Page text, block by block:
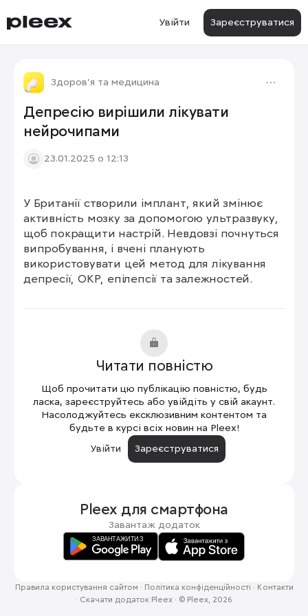
Увійти Зареєструватися
Здоров'я та медицина
Депресію вирішили лікувати
нейрочипами
23.01.2025 о 12:13
У Британії створили імплант, який змінює
активність мозку за допомогою ультразвуку,
щоб покращити настрій. Невдовзі почнуться
випробування, і вчені планують
використовувати цей метод для лікування
депресії, ОКР, епілепсії та залежностей.
Читати повністю
Щоб прочитати цю публікацію повністю, будь
ласка, зареєструйтесь або увійдіть у свій акаунт.
Насолоджуйтесь ексклюзивним контентом та
будьте в курсі всіх новин на Pleex!
Увійти
Зареєструватися
Pleex для смартфона
Завантаж додаток
Правила користування сайтом · Політика конфіденційності · Контакти
· Скачати додаток Pleex · © Pleex, 2026